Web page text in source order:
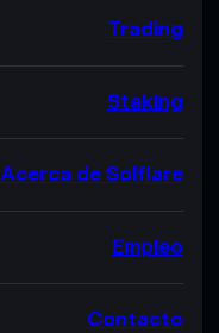
Trading
Staking
Acerca de Solflare
Empleo
Contacto